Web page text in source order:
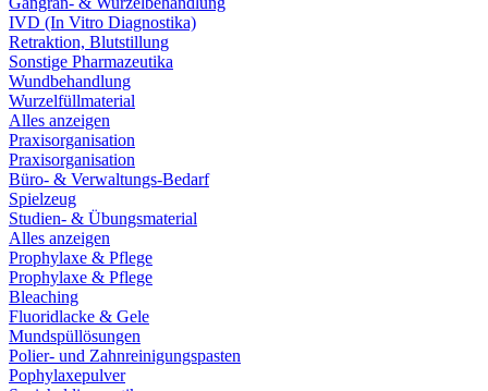
IVD (In Vitro Diagnostika)
Retraktion, Blutstillung
Sonstige Pharmazeutika
Wundbehandlung
Wurzelfüllmaterial
Alles anzeigen
Praxisorganisation
Praxisorganisation
Büro- & Verwaltungs-Bedarf
Spielzeug
Studien- & Übungsmaterial
Alles anzeigen
Prophylaxe & Pflege
Prophylaxe & Pflege
Bleaching
Fluoridlacke & Gele
Mundspüllösungen
Polier- und Zahnreinigungspasten
Pophylaxepulver